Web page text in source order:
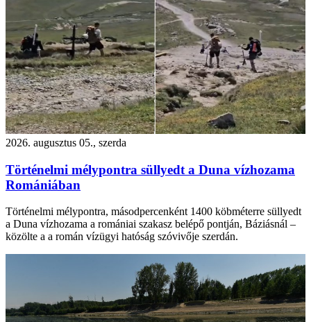
2026. augusztus 05., szerda
Történelmi mélypontra süllyedt a Duna vízhozama
Romániában
Történelmi mélypontra, másodpercenként 1400 köbméterre süllyedt
a Duna vízhozama a romániai szakasz belépő pontján, Báziásnál –
közölte a a román vízügyi hatóság szóvivője szerdán.